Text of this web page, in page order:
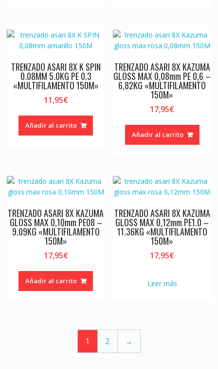
TRENZADO ASARI 8X K SPIN
0.08MM 5.0KG PE 0.3
«MULTIFILAMENTO 150M»
11,95€
Añadir al carrito
TRENZADO ASARI 8X KAZUMA
GLOSS MAX 0,08mm PE 0,6 –
6,82KG «MULTIFILAMENTO
150M»
17,95€
Añadir al carrito
TRENZADO ASARI 8X KAZUMA
GLOSS MAX 0,10mm PE08 –
9.09KG «MULTIFILAMENTO
150M»
17,95€
Añadir al carrito
TRENZADO ASARI 8X KAZUMA
GLOSS MAX 0,12mm PE1.0 –
11.36KG «MULTIFILAMENTO
150M»
17,95€
Leer más
1 2 →